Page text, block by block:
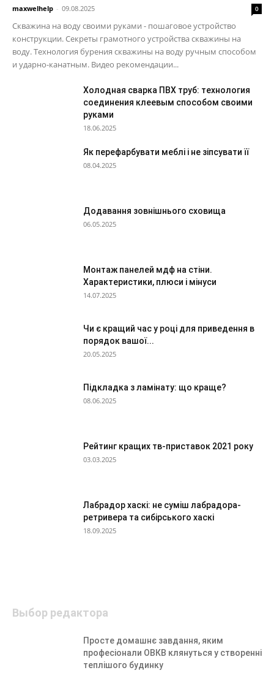
maxwelhelp - 09.08.2025 0
Скважина на воду своими руками - пошаговое устройство
конструкции. Секреты грамотного устройства скважины на
воду. Технология бурения скважины на воду ручным способом
и ударно-канатным. Видео рекомендации...
Холодная сварка ПВХ труб: технология
соединения клеевым способом своими
руками
18.06.2025
Як перефарбувати меблі і не зіпсувати її
08.04.2025
Додавання зовнішнього сховища
06.05.2025
Монтаж панелей мдф на стіни.
Характеристики, плюси і мінуси
14.07.2025
Чи є кращий час у році для приведення в
порядок вашої...
20.05.2025
Підкладка з ламінату: що краще?
08.06.2025
Рейтинг кращих тв-приставок 2021 року
03.03.2025
Лабрадор хаскі: не суміш лабрадора-
ретривера та сибірського хаскі
18.09.2025
Выбор редактора
Просте домашнє завдання, яким
професіонали ОВКВ клянуться у створенні
теплішого будинку